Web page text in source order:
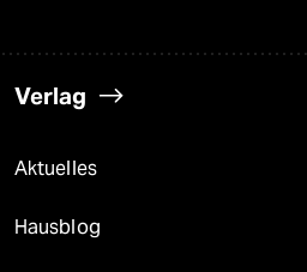
Verlag
Aktuelles
Hausblog